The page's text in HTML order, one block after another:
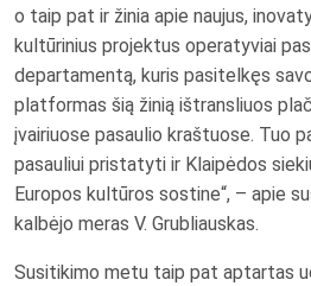
o taip pat ir žinia apie naujus,
kultūrinius projektus operatyviai
departamentą, kuris pasitelkęs
platformas šią žinią ištransliuos
įvairiuose pasaulio kraštuose. Tuo
pasauliui pristatyti ir Klaipėdos
Europos kultūros sostine“, – apie
kalbėjo meras V. Grubliauskas.
Susitikimo metu taip pat aptartas